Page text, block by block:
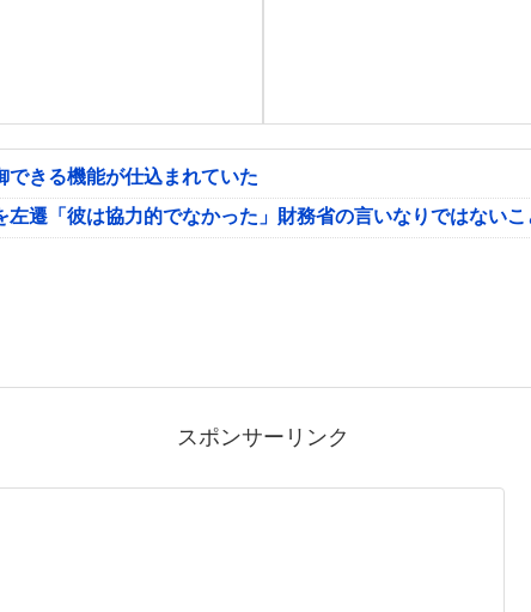
できる機能が仕込まれていた
左遷「彼は協力的でなかった」財務省の言いなりではない
スポンサーリンク